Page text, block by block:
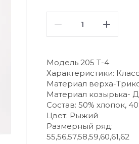
Модель 205 Т-4
Характеристики:
Материал верха-
Материал козырька-
Состав: 50% хлопок,
Цвет: Рыжий
Размерный ряд:
55,56,57,58,59,60,61,62